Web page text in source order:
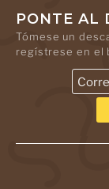
PONTE AL
Tómese un
regístrese en el